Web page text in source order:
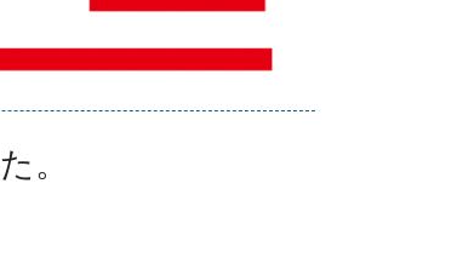
。